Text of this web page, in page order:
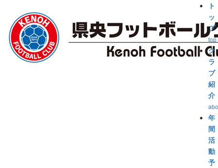
ト
ッ
プ
top
ク
ラ
ブ
紹
介
年
間
活
動
予